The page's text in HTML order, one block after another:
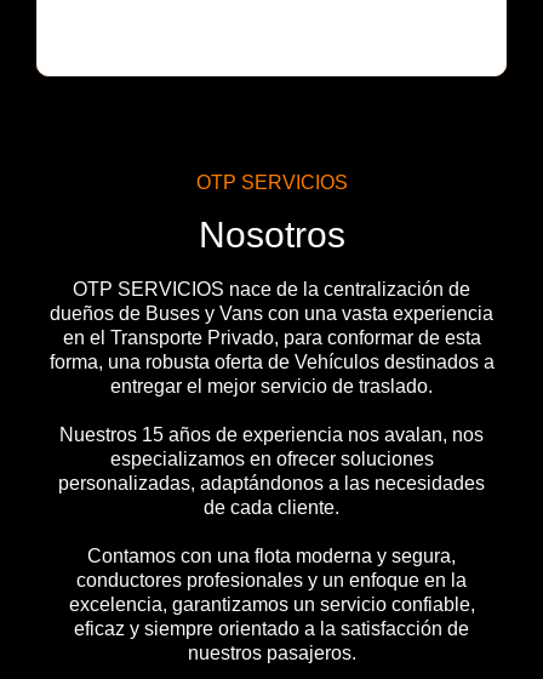
OTP SERVICIOS
Nosotros
OTP SERVICIOS nace de la centralización de
dueños de Buses y Vans con una vasta experiencia
en el Transporte Privado, para conformar de esta
forma, una robusta oferta de Vehículos destinados a
entregar el mejor servicio de traslado.
Nuestros 15 años de experiencia nos avalan, nos
especializamos en ofrecer soluciones
personalizadas, adaptándonos a las necesidades
de cada cliente.
Contamos con una flota moderna y segura,
conductores profesionales y un enfoque en la
excelencia, garantizamos un servicio confiable,
eficaz y siempre orientado a la satisfacción de
nuestros pasajeros.